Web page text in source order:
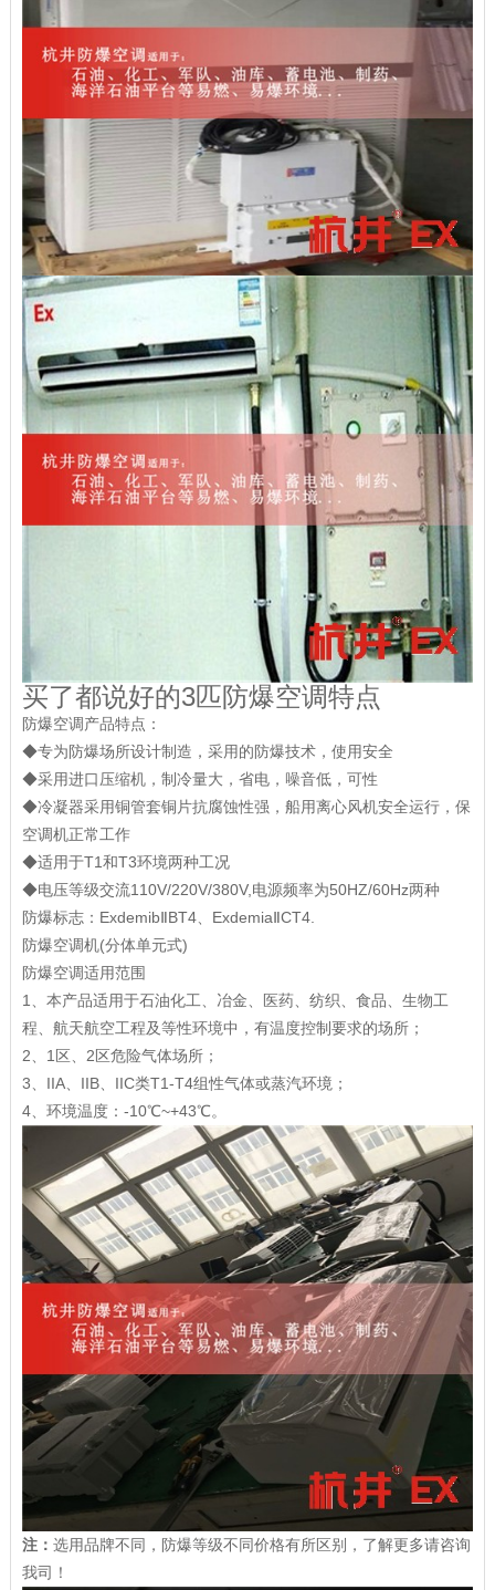
买了都说好的3匹防爆空调特点
防爆空调产品特点：
◆专为防爆场所设计制造，采用的防爆技术，使用安全
◆采用进口压缩机，制冷量大，省电，噪音低，可性
◆冷凝器采用铜管套铜片抗腐蚀性强，船用离心风机安全运行，保
空调机正常工作
◆适用于T1和T3环境两种工况
◆电压等级交流110V/220V/380V,电源频率为50HZ/60Hz两种
防爆标志：ExdemibⅡBT4、ExdemiaⅡCT4.
防爆空调机(分体单元式)
防爆空调适用范围
1、本产品适用于石油化工、冶金、医药、纺织、食品、生物工
程、航天航空工程及等性环境中，有温度控制要求的场所；
2、1区、2区危险气体场所；
3、IIA、IIB、IIC类T1-T4组性气体或蒸汽环境；
4、环境温度：-10℃~+43℃。
注： 选用品牌不同，防爆等级不同价格有所区别，了解更多请咨询
我司！